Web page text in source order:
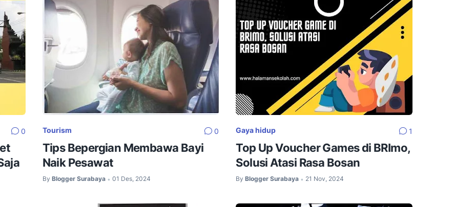
0 Tourism 0
Tips Bepergian Membawa Bayi
Naik Pesawat
By Blogger Surabaya • 01 Des, 2024
Gaya hidup 1
Top Up Voucher Games di BRImo,
Solusi Atasi Rasa Bosan
By Blogger Surabaya • 21 Nov, 2024